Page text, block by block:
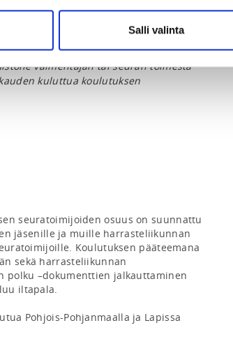
Salli valinta
viimeistä ilmoittautumispäivää.
vastaan. Lääkärintodistuksen
Lääkärintodistus tulee toimittaa
valmentajan tai seuran toimesta
kuluttua koulutuksen
seuratoimijoiden osuus on suunnattu
jäsenille ja muille harrasteliikunnan
Koulutuksen pääteemana
sekä harrasteliikunnan
polku –dokumenttien jalkauttaminen
iltapala.
Pohjois-Pohjanmaalla ja Lapissa